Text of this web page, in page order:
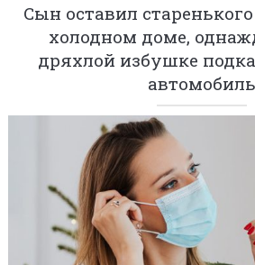
Сын оставил
холодном доме,
дряхлой избушке
автомобиль